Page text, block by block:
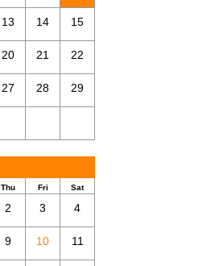
13 14 15
20 21 22
27 28 29
Thu Fri Sat
2 3 4
9 10 11